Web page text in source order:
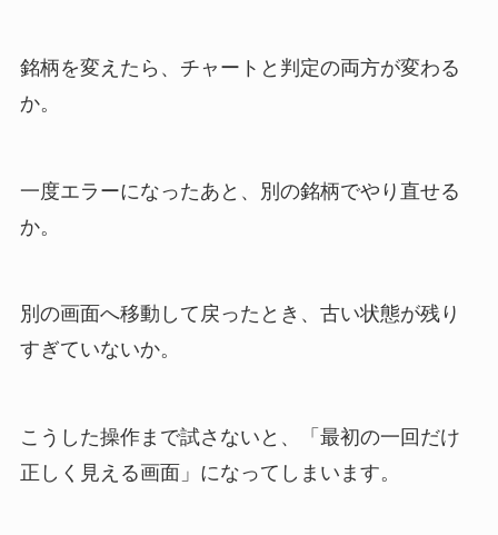
銘柄を変えたら、チャートと判定の両方が変わる
か。
一度エラーになったあと、別の銘柄でやり直せる
か。
別の画面へ移動して戻ったとき、古い状態が残り
すぎていないか。
こうした操作まで試さないと、「最初の一回だけ
正しく見える画面」になってしまいます。